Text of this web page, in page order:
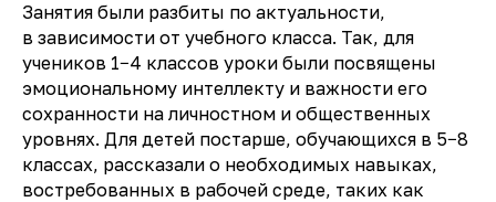
Занятия были разбиты по актуальности,
в зависимости от учебного класса. Так, для
учеников 1−4 классов уроки были посвящены
эмоциональному интеллекту и важности его
сохранности на личностном и общественных
уровнях. Для детей постарше, обучающихся в 5−8
классах, рассказали о необходимых навыках,
востребованных в рабочей среде, таких как